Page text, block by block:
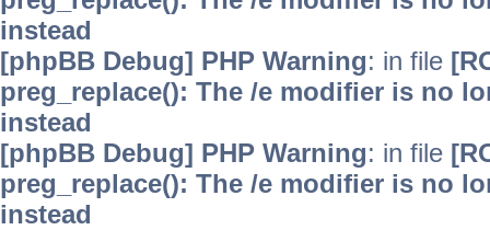
instead
[phpBB Debug] PHP Warning: in file
preg_replace(): The /e modifier is no
instead
[phpBB Debug] PHP Warning: in file
preg_replace(): The /e modifier is no
instead